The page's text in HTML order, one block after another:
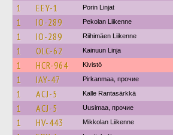
1 EEY-1 Porin Linjat
1 IO-289 Pekolan Liikenne
1 IO-289 Riihimäen Liikenne
1 OLC-62 Kainuun Linja
1 HCR-964 Kivistö
1 IAY-47 Pirkanmaa, прочие
1 ACJ-5 Kalle Rantasärkkä
1 ACJ-5 Uusimaa, прочие
1 HV-443 Mikkolan Liikenne